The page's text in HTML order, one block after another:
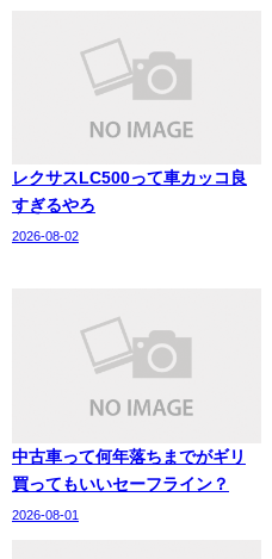
レクサスLC500って車カッコ良
すぎるやろ
2026-08-02
中古車って何年落ちまでがギリ
買ってもいいセーフライン？
2026-08-01